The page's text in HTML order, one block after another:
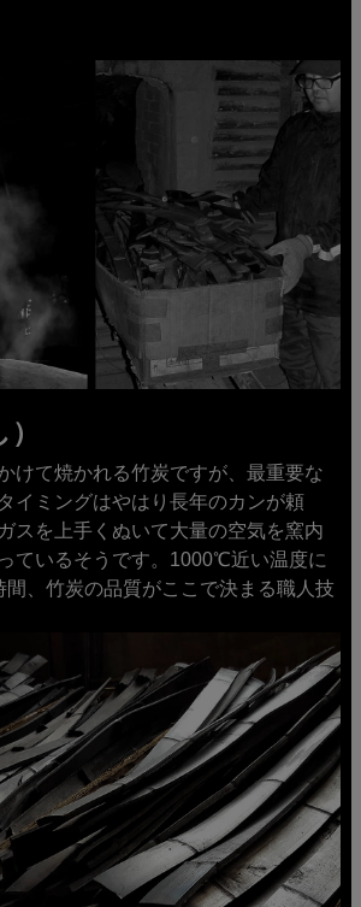
けて焼かれる竹炭ですが、最重要な
イミングはやはり長年のカンが頼
スを上手くぬいて大量の空気を窯内
ているそうです。1000℃近い温度に
間、竹炭の品質がここで決まる職人技